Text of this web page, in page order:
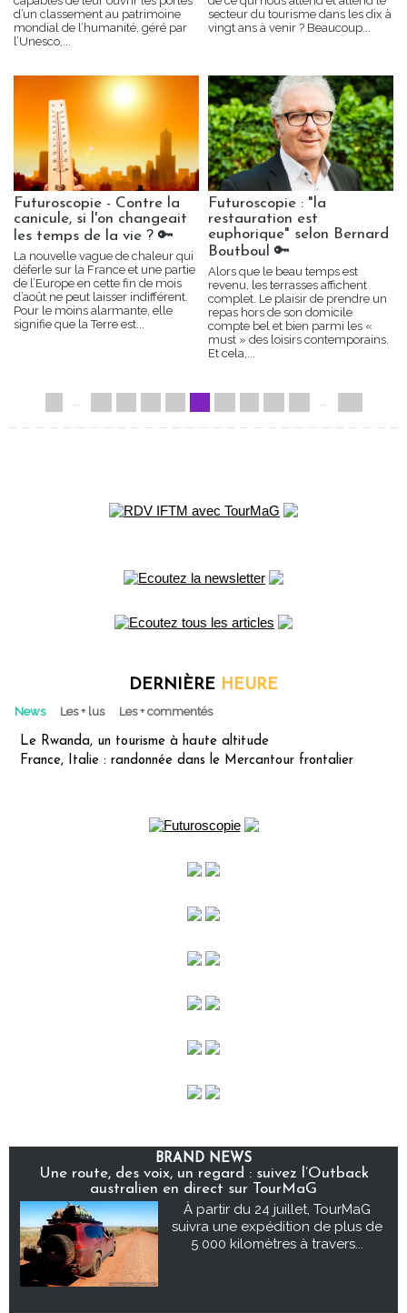
d’un classement au patrimoine
mondial de l’humanité, géré par
l’Unesco,...
secteur du tourisme dans les dix à
vingt ans à venir ? Beaucoup...
Futuroscopie - Contre la
canicule, si l'on changeait
les temps de la vie ? 🔑
La nouvelle vague de chaleur qui
déferle sur la France et une partie
de l’Europe en cette fin de mois
d’août ne peut laisser indifférent.
Pour le moins alarmante, elle
signifie que la Terre est...
Futuroscopie : "la
restauration est
euphorique" selon Bernard
Boutboul 🔑
Alors que le beau temps est
revenu, les terrasses affichent
complet. Le plaisir de prendre un
repas hors de son domicile
compte bel et bien parmi les «
must » des loisirs contemporains.
Et cela,...
... ...
DERNIÈRE HEURE
News Les + lus Les + commentés
Le Rwanda, un tourisme à haute altitude
France, Italie : randonnée dans le Mercantour frontalier
BRAND NEWS
Une route, des voix, un regard : suivez l’Outback
australien en direct sur TourMaG
À partir du 24 juillet, TourMaG
suivra une expédition de plus de
5 000 kilomètres à travers...